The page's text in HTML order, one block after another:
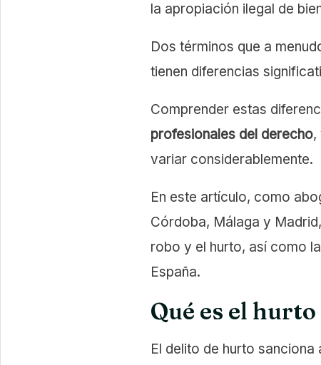
la apropiación ilegal de
Dos términos que a
tienen diferencias
Comprender estas
profesionales del derecho,
variar considerablemente.
En este artículo, como
Córdoba, Málaga y
robo y el hurto, así como
España.
Qué es el hurto
El delito de hurto